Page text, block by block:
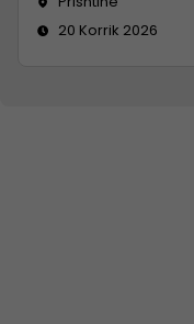
20 Korrik 2026